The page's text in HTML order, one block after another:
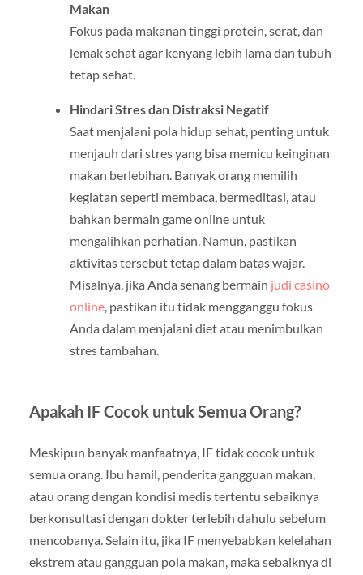
Makan
Fokus pada makanan tinggi protein, serat, dan
lemak sehat agar kenyang lebih lama dan tubuh
tetap sehat.
Hindari Stres dan Distraksi Negatif
Saat menjalani pola hidup sehat, penting untuk
menjauh dari stres yang bisa memicu keinginan
makan berlebihan. Banyak orang memilih
kegiatan seperti membaca, bermeditasi, atau
bahkan bermain game online untuk
mengalihkan perhatian. Namun, pastikan
aktivitas tersebut tetap dalam batas wajar.
Misalnya, jika Anda senang bermain judi casino
online, pastikan itu tidak mengganggu fokus
Anda dalam menjalani diet atau menimbulkan
stres tambahan.
Apakah IF Cocok untuk Semua Orang?
Meskipun banyak manfaatnya, IF tidak cocok untuk
semua orang. Ibu hamil, penderita gangguan makan,
atau orang dengan kondisi medis tertentu sebaiknya
berkonsultasi dengan dokter terlebih dahulu sebelum
mencobanya. Selain itu, jika IF menyebabkan kelelahan
ekstrem atau gangguan pola makan, maka sebaiknya di